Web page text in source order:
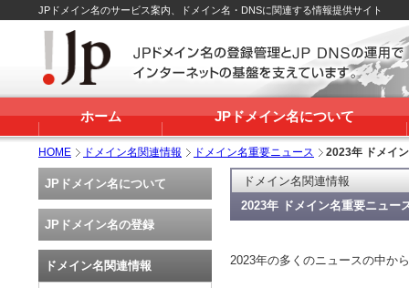
JPドメイン名のサービス案内、ドメイン名・DNSに関連する情報提供サイト
ホーム JPドメイン名について
HOME ドメイン名関連情報 ドメイン名重要ニュース 2023年 ドメイ
ドメイン名関連情報
2023年 ドメイン名重要ニュー
2023年の多くのニュースの中か
JPドメイン名について
JPドメイン名の登録
ドメイン名関連情報